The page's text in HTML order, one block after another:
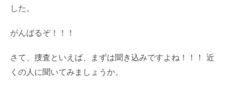
した。
がんばるぞ！！！
さて、捜査といえば、まずは聞き込みですよね！！！ 近
くの人に聞いてみましょうか。